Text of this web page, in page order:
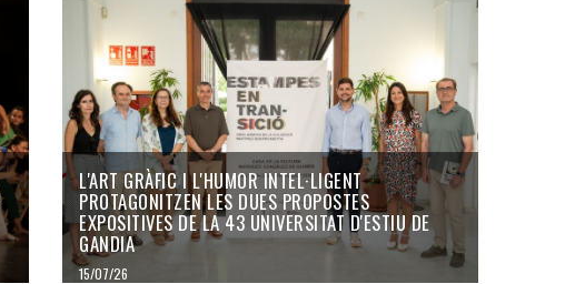
L'ART GRÀFIC I L'HUMOR INTEL·LIGENT
PROTAGONITZEN LES DUES PROPOSTES
EXPOSITIVES DE LA 43 UNIVERSITAT D'ESTIU DE
GANDIA
15/07/26